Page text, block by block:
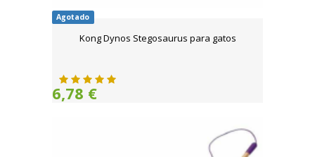
Agotado
Kong Dynos Stegosaurus para gatos
6,78 €